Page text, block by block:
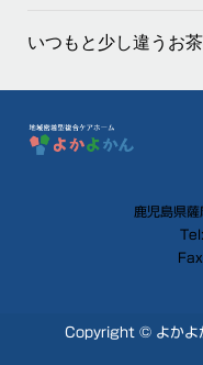
いつもと少し違うお
鹿児島県
Copyright © よかよ